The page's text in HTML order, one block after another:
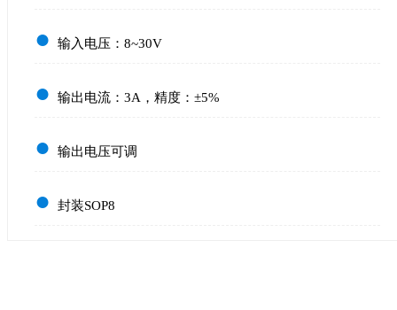
● 输入电压：8~30V
● 输出电流：3A，精度：±5%
● 输出电压可调
● 封装SOP8